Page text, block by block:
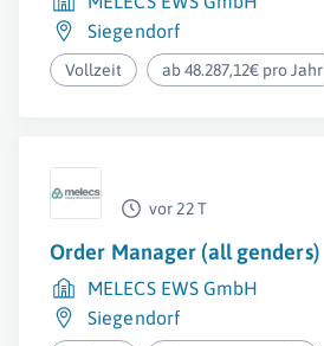
Siegendorf
Vollzeit ab 48.287,12€ pro Jahr
vor 22 T
Order Manager (all genders)
MELECS EWS GmbH
Siegendorf